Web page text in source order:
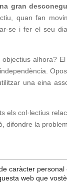
gran
quan fan
se i fer el seu
alhora? El
una eina
els col·lectius
difondre la
caràcter
web que